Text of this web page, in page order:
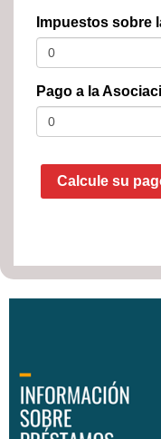
Impuestos sobre
Pago a la
Calcule su